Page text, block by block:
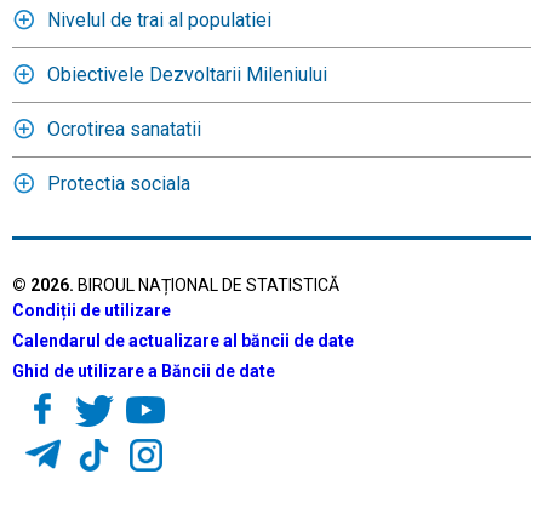
Nivelul de trai al populatiei
Obiectivele Dezvoltarii Mileniului
Ocrotirea sanatatii
Protectia sociala
© 2026. BIROUL NAȚIONAL DE STATISTICĂ
Condiții de utilizare
Calendarul de actualizare al băncii de date
Ghid de utilizare a Băncii de date